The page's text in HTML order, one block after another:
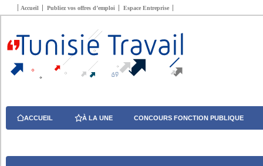
Accueil Publiez vos offres d’emploi Espace Entreprise
ACCUEIL À LA UNE CONCOURS FONCTION PUBLIQUE